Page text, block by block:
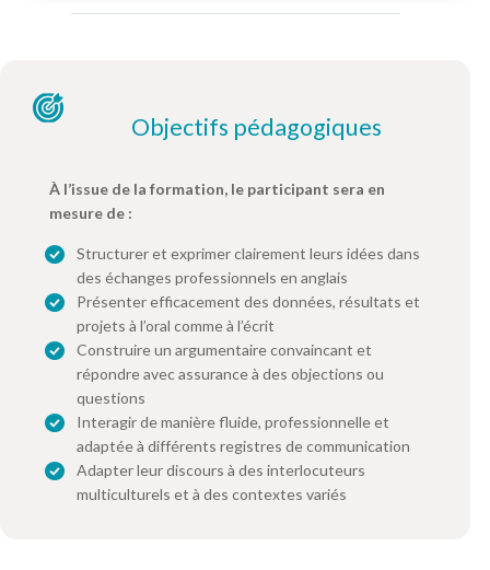
Objectifs pédagogiques
À l’issue de la formation, le participant sera en
mesure de :
Structurer et exprimer clairement leurs idées dans
des échanges professionnels en anglais
Présenter efficacement des données, résultats et
projets à l’oral comme à l’écrit
Construire un argumentaire convaincant et
répondre avec assurance à des objections ou
questions
Interagir de manière fluide, professionnelle et
adaptée à différents registres de communication
Adapter leur discours à des interlocuteurs
multiculturels et à des contextes variés